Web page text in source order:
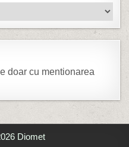
doar cu mentionarea
Diomet